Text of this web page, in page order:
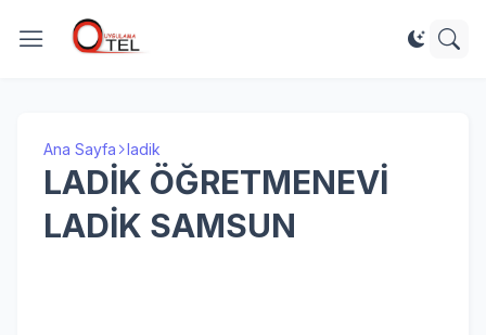
Ana Sayfa ladik
LADİK ÖĞRETMENEVİ
LADİK SAMSUN